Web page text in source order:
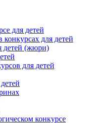
для детей
для детей
детей (жюри)
для детей
конкурсе